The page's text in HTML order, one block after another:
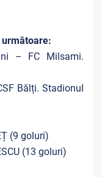
următoare:
– FC Milsami.
Bălți. Stadionul
(9 goluri)
(13 goluri)